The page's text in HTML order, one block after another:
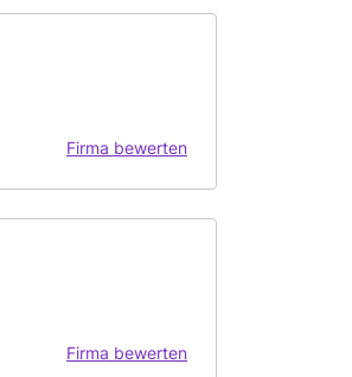
Firma bewerten
Firma bewerten